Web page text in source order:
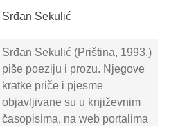
Srđan Sekulić
Srđan Sekulić (Priština, 1993.)
piše poeziju i prozu. Njegove
kratke priče i pjesme
objavljivane su u književnim
časopisima, na web portalima